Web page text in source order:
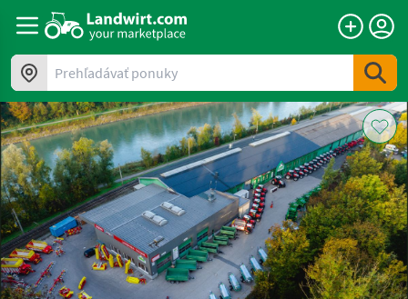
Prehľadávať ponuky